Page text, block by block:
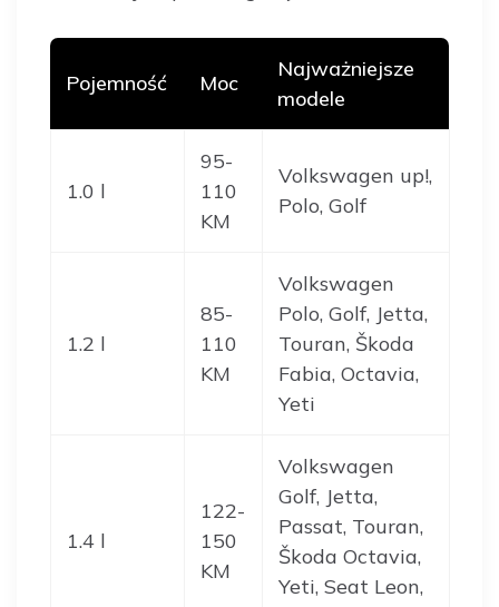
Pojemność Moc
Najważniejsze
modele
1.0 l
95-
110
KM
Volkswagen up!,
Polo, Golf
1.2 l
85-
110
KM
Volkswagen
Polo, Golf, Jetta,
Touran, Škoda
Fabia, Octavia,
Yeti
1.4 l
122-
150
KM
Volkswagen
Golf, Jetta,
Passat, Touran,
Škoda Octavia,
Yeti, Seat Leon,